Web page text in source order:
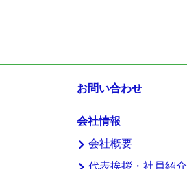
お問い合わせ
会社情報
会社概要
代表挨拶・社員紹介